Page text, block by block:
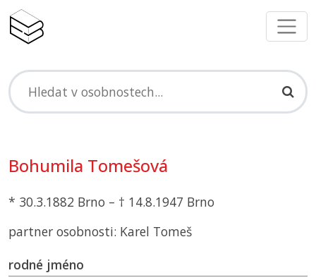
Bohumila Tomešová
* 30.3.1882 Brno – † 14.8.1947 Brno
partner osobnosti: Karel Tomeš
rodné jméno